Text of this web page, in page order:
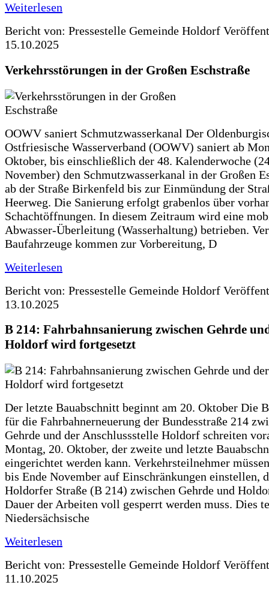
Weiterlesen
Bericht von: Pressestelle Gemeinde Holdorf
15.10.2025
Verkehrsstörungen in der Großen Eschstraße
OOWV saniert Schmutzwasserkanal Der
Ostfriesische Wasserverband (OOWV) saniert ab
Oktober, bis einschließlich der 48. Kalenderwoche
November) den Schmutzwasserkanal in der Großen
ab der Straße Birkenfeld bis zur Einmündung der
Heerweg. Die Sanierung erfolgt grabenlos über
Schachtöffnungen. In diesem Zeitraum wird eine
Abwasser-Überleitung (Wasserhaltung) betrieben.
Baufahrzeuge kommen zur Vorbereitung, D
Weiterlesen
Bericht von: Pressestelle Gemeinde Holdorf
13.10.2025
B 214: Fahrbahnsanierung zwischen Gehrde
Holdorf wird fortgesetzt
Der letzte Bauabschnitt beginnt am 20. Oktober Die
für die Fahrbahnerneuerung der Bundesstraße 214
Gehrde und der Anschlussstelle Holdorf schreiten
Montag, 20. Oktober, der zweite und letzte
eingerichtet werden kann. Verkehrsteilnehmer
bis Ende November auf Einschränkungen einstellen,
Holdorfer Straße (B 214) zwischen Gehrde und
Dauer der Arbeiten voll gesperrt werden muss. Dies
Niedersächsische
Weiterlesen
Bericht von: Pressestelle Gemeinde Holdorf
11.10.2025